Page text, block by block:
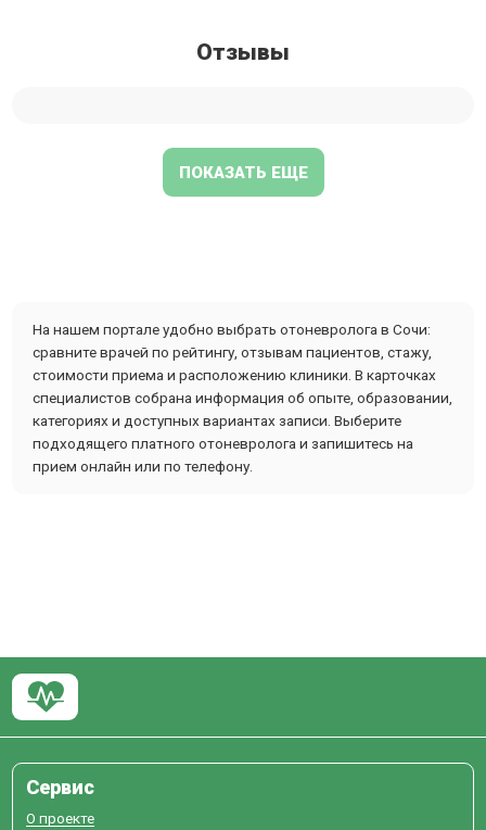
Отзывы
ПОКАЗАТЬ ЕЩЕ
На нашем портале удобно выбрать отоневролога в Сочи:
сравните врачей по рейтингу, отзывам пациентов, стажу,
стоимости приема и расположению клиники. В карточках
специалистов собрана информация об опыте, образовании,
категориях и доступных вариантах записи. Выберите
подходящего платного отоневролога и запишитесь на
прием онлайн или по телефону.
Сервис
О проекте